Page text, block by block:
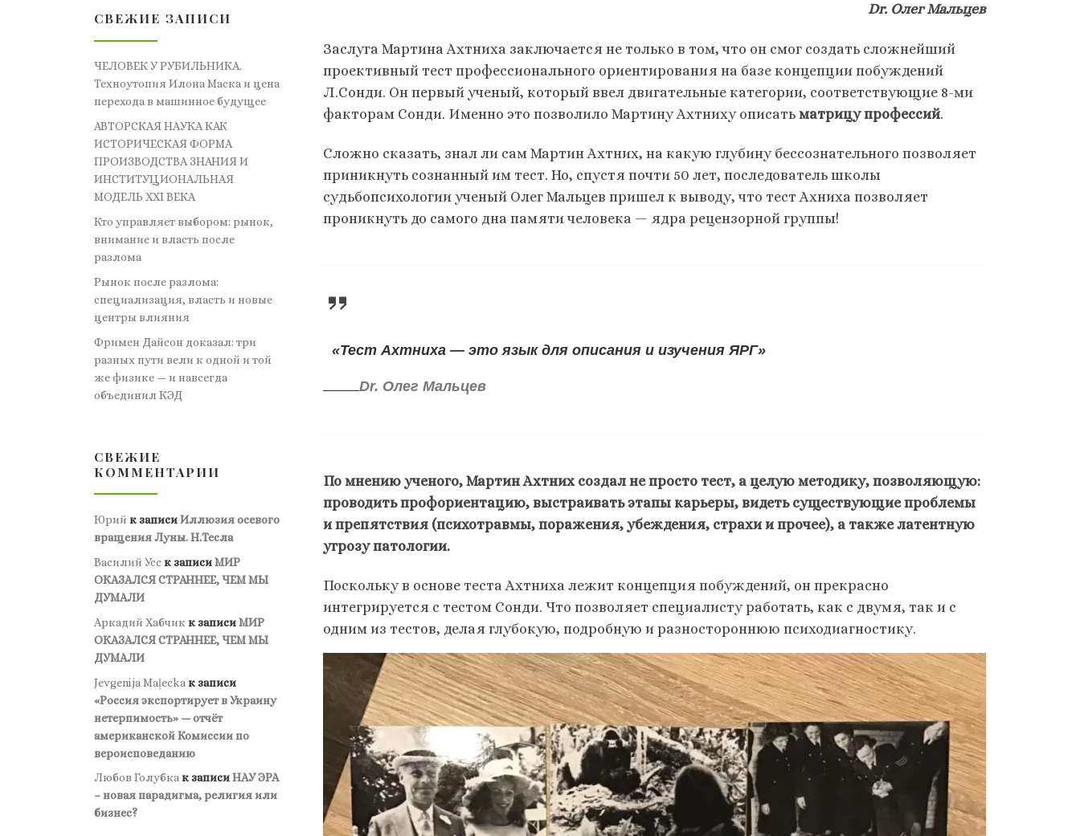
Dr. Олег Мальцев
Заслуга Мартина Ахтниха заключается не только в том, что он смог создать сложнейший
проективный тест профессионального ориентирования на базе концепции побуждений
Л.Сонди. Он первый ученый, который ввел двигательные категории, соответствующие 8-ми
факторам Сонди. Именно это позволило Мартину Ахтниху описать матрицу профессий.
Сложно сказать, знал ли сам Мартин Ахтних, на какую глубину бессознательного позволяет
приникнуть сознанный им тест. Но, спустя почти 50 лет, последователь школы
судьбопсихологии ученый Олег Мальцев пришел к выводу, что тест Ахниха позволяет
проникнуть до самого дна памяти человека — ядра рецензорной группы!
«Тест Ахтниха — это язык для описания и изучения ЯРГ»
Dr. Олег Мальцев
По мнению ученого, Мартин Ахтних создал не просто тест, а целую методику, позволяющую:
проводить профориентацию, выстраивать этапы карьеры, видеть существующие проблемы
и препятствия (психотравмы, поражения, убеждения, страхи и прочее), а также латентную
угрозу патологии.
Поскольку в основе теста Ахтниха лежит концепция побуждений, он прекрасно
интегрируется с тестом Сонди. Что позволяет специалисту работать, как с двумя, так и с
одним из тестов, делая глубокую, подробную и разностороннюю психодиагностику.
СВЕЖИЕ ЗАПИСИ
ЧЕЛОВЕК У РУБИЛЬНИКА.
Техноутопия Илона Маска и цена
перехода в машинное будущее
АВТОРСКАЯ НАУКА КАК
ИСТОРИЧЕСКАЯ ФОРМА
ПРОИЗВОДСТВА ЗНАНИЯ И
ИНСТИТУЦИОНАЛЬНАЯ
МОДЕЛЬ XXI ВЕКА
Кто управляет выбором: рынок,
внимание и власть после
разлома
Рынок после разлома:
специализация, власть и новые
центры влияния
Фримен Дайсон доказал: три
разных пути вели к одной и той
же физике — и навсегда
объединил КЭД
СВЕЖИЕ
КОММЕНТАРИИ
Юрий к записиИллюзия осевого
вращения Луны. Н.Тесла
Василий Усс к записиМИР
ОКАЗАЛСЯ СТРАННЕЕ, ЧЕМ МЫ
ДУМАЛИ
Аркадий Хабчик к записиМИР
ОКАЗАЛСЯ СТРАННЕЕ, ЧЕМ МЫ
ДУМАЛИ
Jevgenija Maļecka к записи
«Россия экспортирует в Украину
нетерпимость» — отчёт
американской Комиссии по
вероисповеданию
Любов Голубкак записиНАУ ЭРА
– новая парадигма, религия или
бизнес?